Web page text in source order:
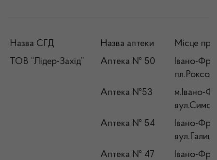
Назва СГД Назва аптеки
Місце
ТОВ “Лідер-Захід”
Аптека № 50
Івано-
Аптека №53
м.Івано-
Аптека № 54
Івано-
Аптека № 47
Івано-